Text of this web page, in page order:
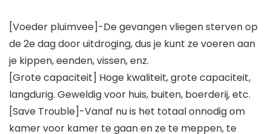
[Voeder pluimvee]-De gevangen vliegen sterven op
de 2e dag door uitdroging, dus je kunt ze voeren aan
je kippen, eenden, vissen, enz.
[Grote capaciteit] Hoge kwaliteit, grote capaciteit,
langdurig. Geweldig voor huis, buiten, boerderij, etc.
[Save Trouble]-Vanaf nu is het totaal onnodig om
kamer voor kamer te gaan en ze te meppen, te